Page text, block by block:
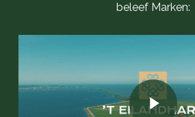
beleef Marken:
Play Video
Play Video